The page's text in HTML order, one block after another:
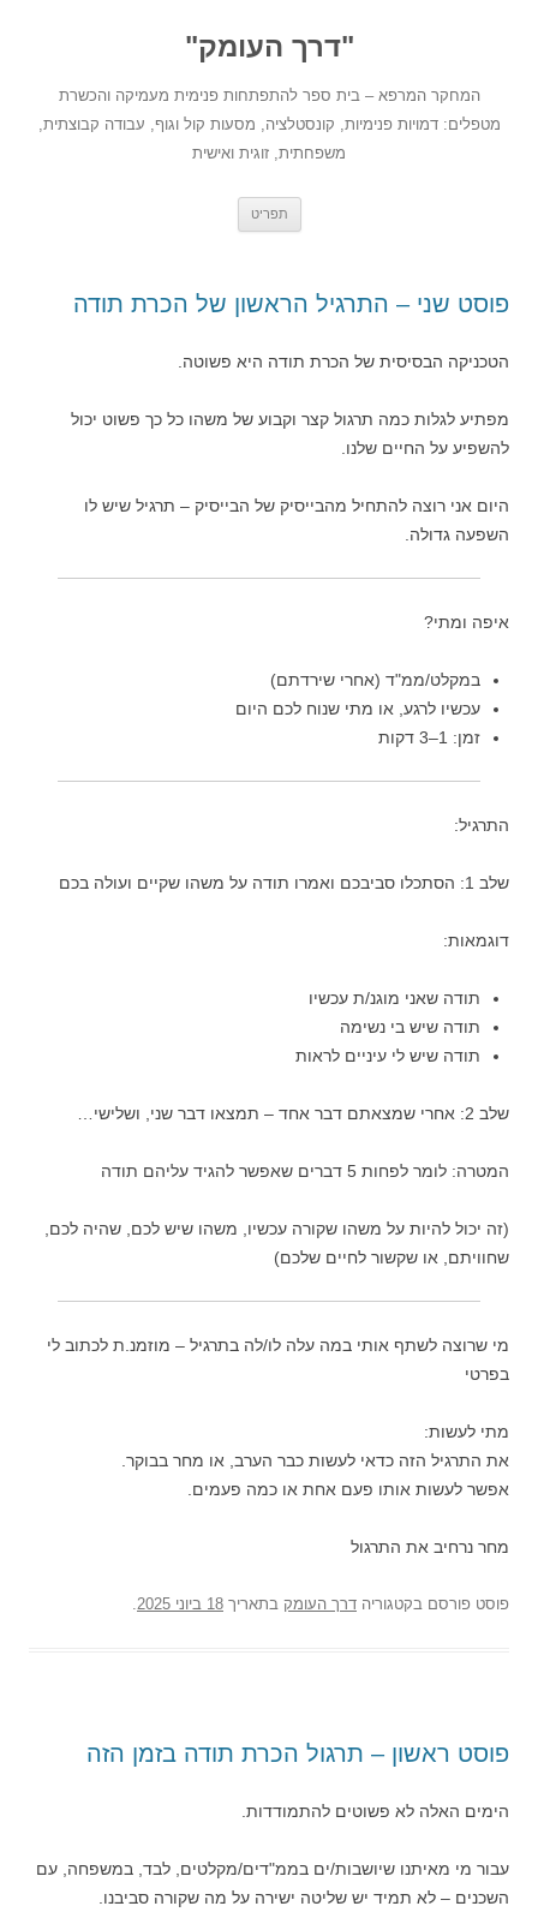
"דרך העומק"
המחקר המרפא – בית ספר להתפתחות פנימית מעמיקה והכשרת
מטפלים: דמויות פנימיות, קונסטלציה, מסעות קול וגוף, עבודה קבוצתית,
משפחתית, זוגית ואישית
תפריט
פוסט שני – התרגיל הראשון של הכרת תודה
הטכניקה הבסיסית של הכרת תודה היא פשוטה.
מפתיע לגלות כמה תרגול קצר וקבוע של משהו כל כך פשוט יכול
להשפיע על החיים שלנו.
היום אני רוצה להתחיל מהבייסיק של הבייסיק – תרגיל שיש לו
השפעה גדולה.
איפה ומתי?
במקלט/ממ"ד (אחרי שירדתם)
עכשיו לרגע, או מתי שנוח לכם היום
זמן: 1–3 דקות
התרגיל:
שלב 1: הסתכלו סביבכם ואמרו תודה על משהו שקיים ועולה בכם
דוגמאות:
תודה שאני מוגנ/ת עכשיו
תודה שיש בי נשימה
תודה שיש לי עיניים לראות
שלב 2: אחרי שמצאתם דבר אחד – תמצאו דבר שני, ושלישי…
המטרה: לומר לפחות 5 דברים שאפשר להגיד עליהם תודה
(זה יכול להיות על משהו שקורה עכשיו, משהו שיש לכם, שהיה לכם,
שחוויתם, או שקשור לחיים שלכם)
מי שרוצה לשתף אותי במה עלה לו/לה בתרגיל – מוזמנ.ת לכתוב לי
בפרטי
מתי לעשות:
את התרגיל הזה כדאי לעשות כבר הערב, או מחר בבוקר.
אפשר לעשות אותו פעם אחת או כמה פעמים.
מחר נרחיב את התרגול
פוסט פורסם בקטגוריה דרך העומק בתאריך 18 ביוני 2025 .
פוסט ראשון – תרגול הכרת תודה בזמן הזה
הימים האלה לא פשוטים להתמודדות.
עבור מי מאיתנו שיושבות/ים בממ"דים/מקלטים, לבד, במשפחה, עם
השכנים – לא תמיד יש שליטה ישירה על מה שקורה סביבנו.